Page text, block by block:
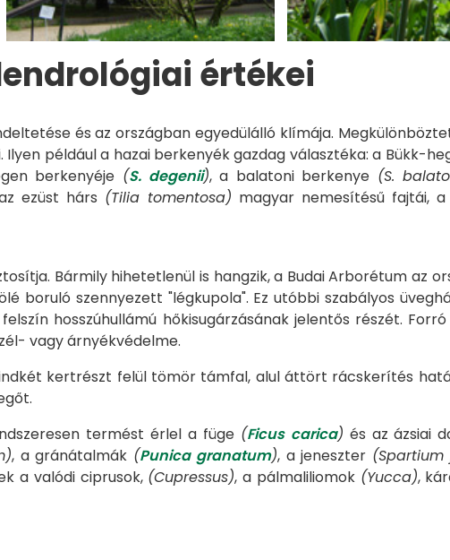
értékei
és az országban egyedülálló klímája.
például a hazai berkenyék gazdag választéka: a Bükk-
berkenyéje (S. degenii), a balatoni berkenye (S.
ezüst hárs (Tilia tomentosa) magyar nemesítésű fajtái,
Bármily hihetetlenül is hangzik, a Budai Arborétum az
boruló szennyezett "légkupola". Ez utóbbi szabályos
hosszúhullámú hőkisugárzásának jelentős részét.
vagy árnyékvédelme.
kertrészt felül tömör támfal, alul áttört rácskerítés
termést érlel a füge (Ficus carica) és az ázsiai
, a gránátalmák (Punica granatum), a jeneszter
a valódi ciprusok, (Cupressus), a pálmaliliomok (Yucca),